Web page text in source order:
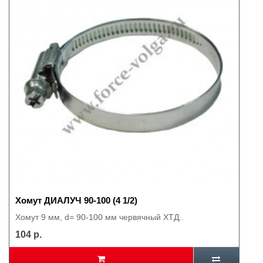
Хомут ДИАЛУЧ 90-100 (4 1/2)
Хомут 9 мм, d= 90-100 мм червячный ХТД..
104 р.